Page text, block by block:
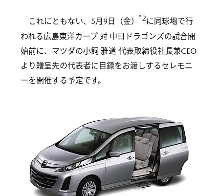
これにともない、5月9日（金） *2に同球場で行
われる広島東洋カープ 対 中日ドラゴンズの試合開
始前に、マツダの小飼 雅道 代表取締役社長兼CEO
より贈呈先の代表者に目録をお渡しするセレモニ
ーを開催する予定です。